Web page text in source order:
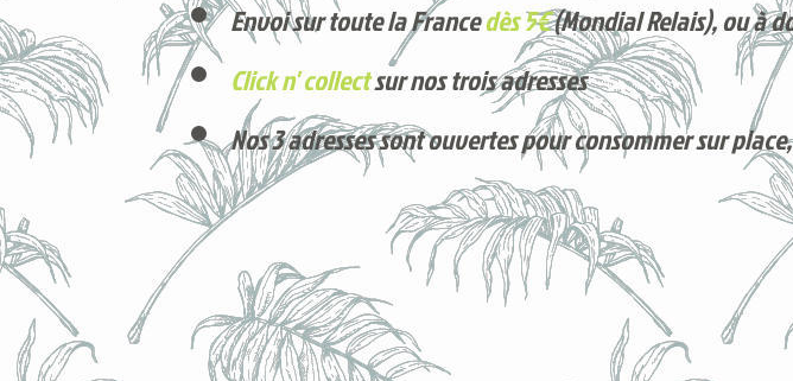
Envoi sur toute la Francedès 5€(Mondial Relais), ou à
Click n' collectsur nos trois adresses
Nos 3 adresses sont ouvertes pour consommer sur
Voici nos derniers arrivages !
Produits phares